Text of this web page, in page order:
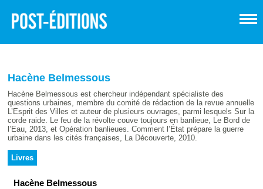
Hacène Belmessous
Hacène Belmessous est chercheur indépendant spécialiste des
questions urbaines, membre du comité de rédaction de la revue annuelle
L’Esprit des Villes et auteur de plusieurs ouvrages, parmi lesquels Sur la
corde raide. Le feu de la révolte couve toujours en banlieue, Le Bord de
l’Eau, 2013, et Opération banlieues. Comment l’État prépare la guerre
urbaine dans les cités françaises, La Découverte, 2010.
Livres
Hacène Belmessous